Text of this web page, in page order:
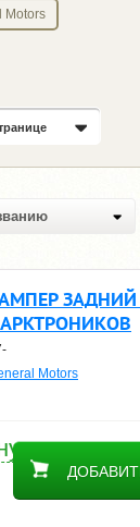
Motors
ЗАДНИЙ
Motors